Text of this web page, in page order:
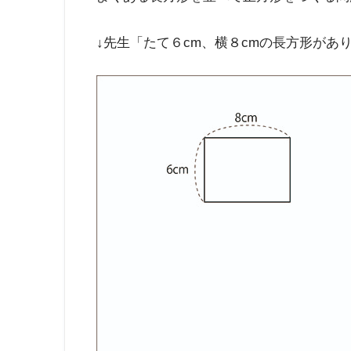
↓先生「たて６cm、横８cmの長方形があり